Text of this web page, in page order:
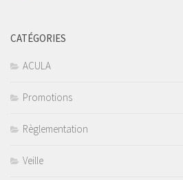
CATÉGORIES
ACULA
Promotions
Règlementation
Veille